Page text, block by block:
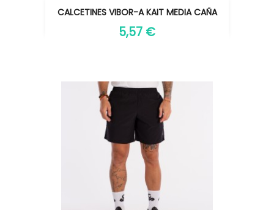
CALCETINES VIBOR-A KAIT MEDIA CAÑA
5,57 €